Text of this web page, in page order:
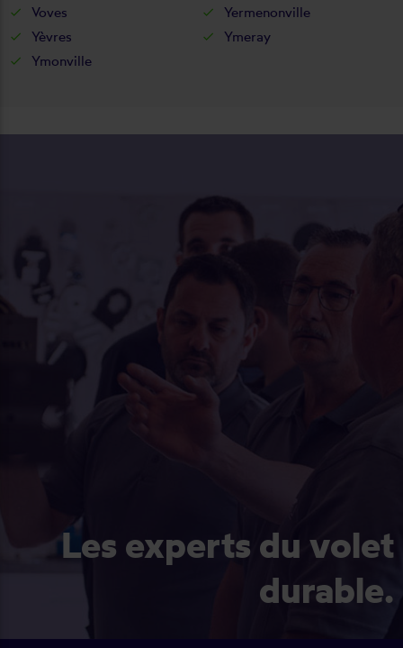
Voves
Yermenonville
Yèvres
Ymeray
Ymonville
Les experts du volet
durable.